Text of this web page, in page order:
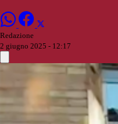
Redazione
2 giugno 2025 - 12:17